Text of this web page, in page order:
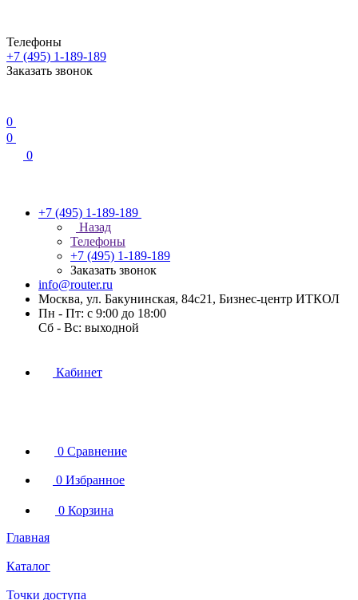
Телефоны
+7 (495) 1-189-189
Заказать звонок
0
0
0
+7 (495) 1-189-189
Назад
Телефоны
+7 (495) 1-189-189
Заказать звонок
info@router.ru
Москва, ул. Бакунинская, 84с21, Бизнес-центр ИТКОЛ
Пн - Пт: с 9:00 до 18:00
Cб - Вс: выходной
Кабинет
0 Сравнение
0 Избранное
0 Корзина
Главная
Каталог
Точки доступа